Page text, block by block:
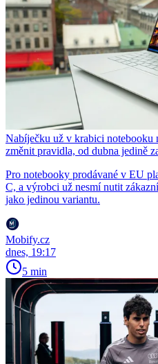
Nabíječku už v krabici notebooku
změnit pravidla, od dubna jedině
Pro notebooky prodávané v EU
C, a výrobci už nesmí nutit
jako jedinou variantu.
Mobify.cz
dnes, 19:17
5 min